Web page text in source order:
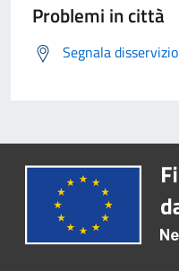
Problemi in città
Segnala disservizio